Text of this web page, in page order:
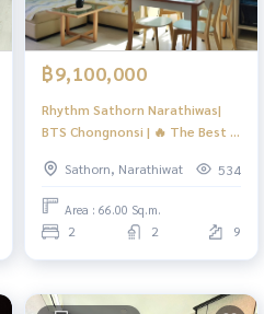
฿9,100,000
Rhythm Sathorn Narathiwas|
BTS Chongnonsi | 🔥 The Best in
Sathorn, Narathiwat
534
Area : 66.00 Sq.m.
2 2 9